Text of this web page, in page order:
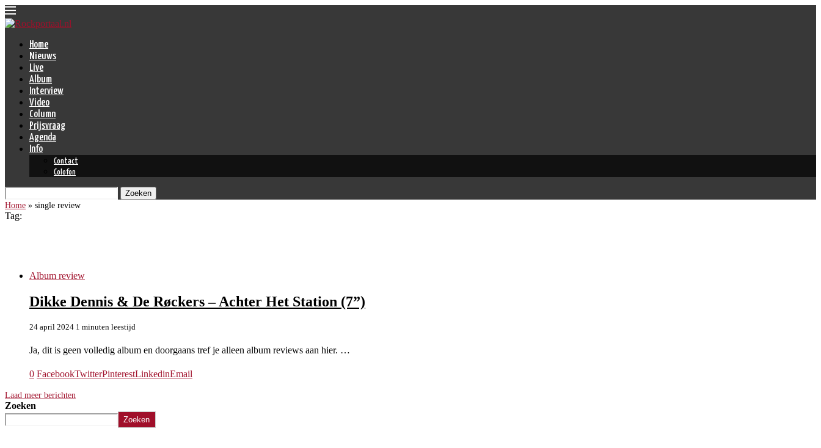
Home
Nieuws
Live
Album
Interview
Video
Column
Prijsvraag
Agenda
Info
Contact
Colofon
Zoeken
Home » single review
Tag:
Album review
Dikke Dennis & De Røckers – Achter Het Station (7”)
24 april 2024 1 minuten leestijd
Ja, dit is geen volledig album en doorgaans tref je alleen album reviews aan hier. …
0 FacebookTwitterPinterestLinkedinEmail
Laad meer berichten
Zoeken
Zoeken